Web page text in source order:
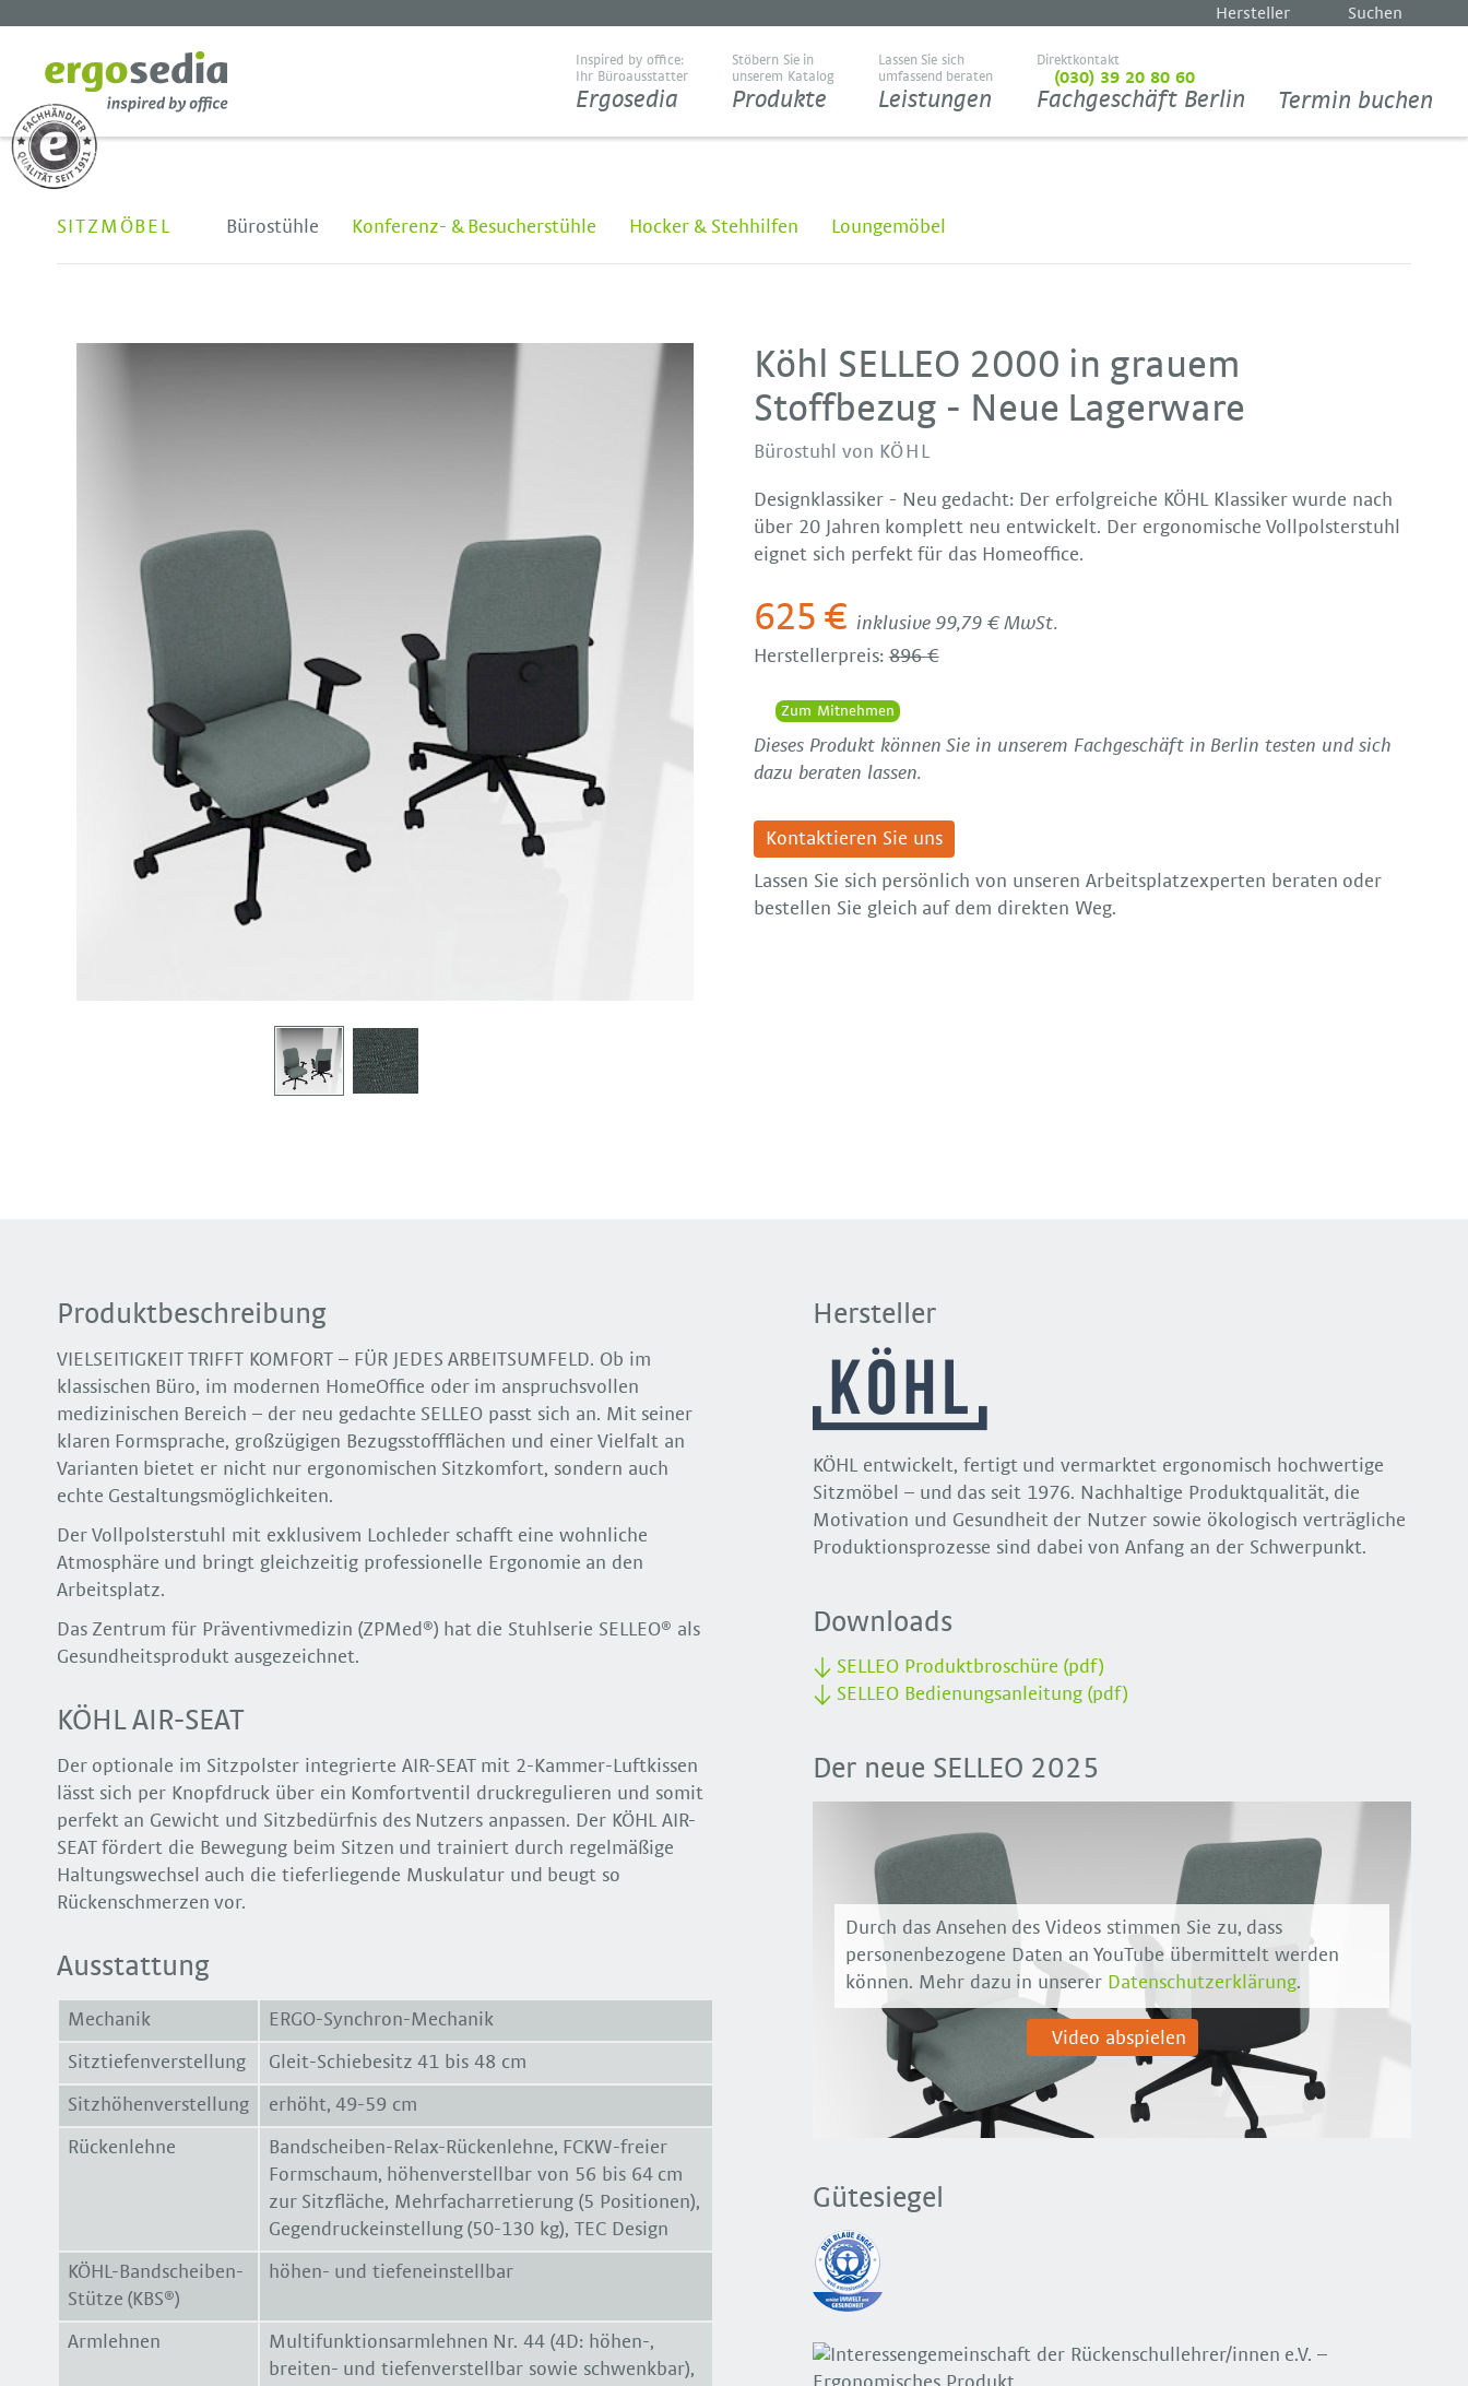
Suchen
Hersteller
Inspired by office:
Ihr Büroausstatter
Ergosedia
Stöbern Sie in
unserem Katalog
Produkte
Lassen Sie sich
umfassend beraten
Leistungen
Direktkontakt
(030) 39 20 80 60
Fachgeschäft Berlin Termin buchen
SITZMÖBEL Bürostühle Konferenz- & Besucherstühle Hocker & Stehhilfen Loungemöbel
Köhl SELLEO 2000 in grauem
Stoffbezug - Neue Lagerware
Bürostuhl von KÖHL
Designklassiker - Neu gedacht: Der erfolgreiche KÖHL Klassiker wurde nach
über 20 Jahren komplett neu entwickelt. Der ergonomische Vollpolsterstuhl
eignet sich perfekt für das Homeoffice.
625 € inklusive 99,79 € MwSt.
Herstellerpreis:896 €
Zum Mitnehmen
Dieses Produkt können Sie in unserem Fachgeschäft in Berlin testen und sich
dazu beraten lassen.
Kontaktieren Sie uns
Lassen Sie sich persönlich von unseren Arbeitsplatzexperten beraten oder
bestellen Sie gleich auf dem direkten Weg.
Produktbeschreibung
VIELSEITIGKEIT TRIFFT KOMFORT – FÜR JEDES ARBEITSUMFELD. Ob im
klassischen Büro, im modernen HomeOffice oder im anspruchsvollen
medizinischen Bereich – der neu gedachte SELLEO passt sich an. Mit seiner
klaren Formsprache, großzügigen Bezugsstoffflächen und einer Vielfalt an
Varianten bietet er nicht nur ergonomischen Sitzkomfort, sondern auch
echte Gestaltungsmöglichkeiten.
Der Vollpolsterstuhl mit exklusivem Lochleder schafft eine wohnliche
Atmosphäre und bringt gleichzeitig professionelle Ergonomie an den
Arbeitsplatz.
Das Zentrum für Präventivmedizin (ZPMed®) hat die Stuhlserie SELLEO® als
Gesundheitsprodukt ausgezeichnet.
KÖHL AIR-SEAT
Der optionale im Sitzpolster integrierte AIR-SEAT mit 2-Kammer-Luftkissen
lässt sich per Knopfdruck über ein Komfortventil druckregulieren und somit
perfekt an Gewicht und Sitzbedürfnis des Nutzers anpassen. Der KÖHL AIR-
SEAT fördert die Bewegung beim Sitzen und trainiert durch regelmäßige
Haltungswechsel auch die tieferliegende Muskulatur und beugt so
Rückenschmerzen vor.
Ausstattung
Mechanik ERGO-Synchron-Mechanik
Sitztiefenverstellung Gleit-Schiebesitz 41 bis 48 cm
Sitzhöhenverstellung erhöht, 49-59 cm
Rückenlehne
Bandscheiben-Relax-Rückenlehne, FCKW-freier
Formschaum, höhenverstellbar von 56 bis 64 cm
zur Sitzfläche, Mehrfacharretierung (5 Positionen),
Gegendruckeinstellung (50-130 kg), TEC Design
KÖHL-Bandscheiben-
Stütze (KBS®)
höhen- und tiefeneinstellbar
Armlehnen
Multifunktionsarmlehnen Nr. 44 (4D: höhen-,
breiten- und tiefenverstellbar sowie schwenkbar),
Hersteller
KÖHL entwickelt, fertigt und vermarktet ergonomisch hochwertige
Sitzmöbel – und das seit 1976. Nachhaltige Produktqualität, die
Motivation und Gesundheit der Nutzer sowie ökologisch verträgliche
Produktionsprozesse sind dabei von Anfang an der Schwerpunkt.
Downloads
SELLEO Produktbroschüre (pdf)
SELLEO Bedienungsanleitung (pdf)
Der neue SELLEO 2025
Durch das Ansehen des Videos stimmen Sie zu, dass
personenbezogene Daten an YouTube übermittelt werden
können. Mehr dazu in unserer Datenschutzerklärung.
Video abspielen
Gütesiegel